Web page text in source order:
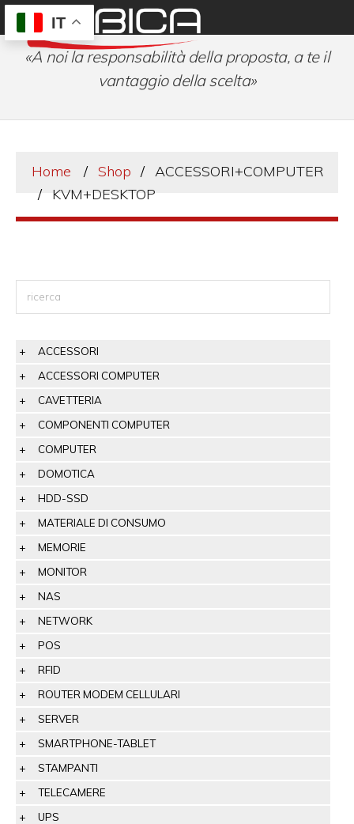
IT
«A noi la responsabilità della proposta, a te il
vantaggio della scelta»
Home Shop
ACCESSORI+COMPUTER
KVM+DESKTOP
ACCESSORI
ACCESSORI COMPUTER
CAVETTERIA
COMPONENTI COMPUTER
COMPUTER
DOMOTICA
HDD-SSD
MATERIALE DI CONSUMO
MEMORIE
MONITOR
NAS
NETWORK
POS
RFID
ROUTER MODEM CELLULARI
SERVER
SMARTPHONE-TABLET
STAMPANTI
TELECAMERE
UPS